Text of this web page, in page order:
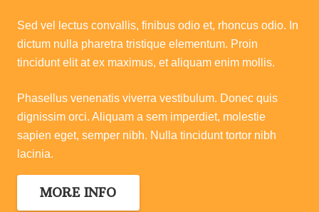
Sed vel lectus convallis, finibus odio et, rhoncus odio. In
dictum nulla pharetra tristique elementum. Proin
tincidunt elit at ex maximus, et aliquam enim mollis.
Phasellus venenatis viverra vestibulum. Donec quis
dignissim orci. Aliquam a sem imperdiet, molestie
sapien eget, semper nibh. Nulla tincidunt tortor nibh
lacinia.
MORE INFO